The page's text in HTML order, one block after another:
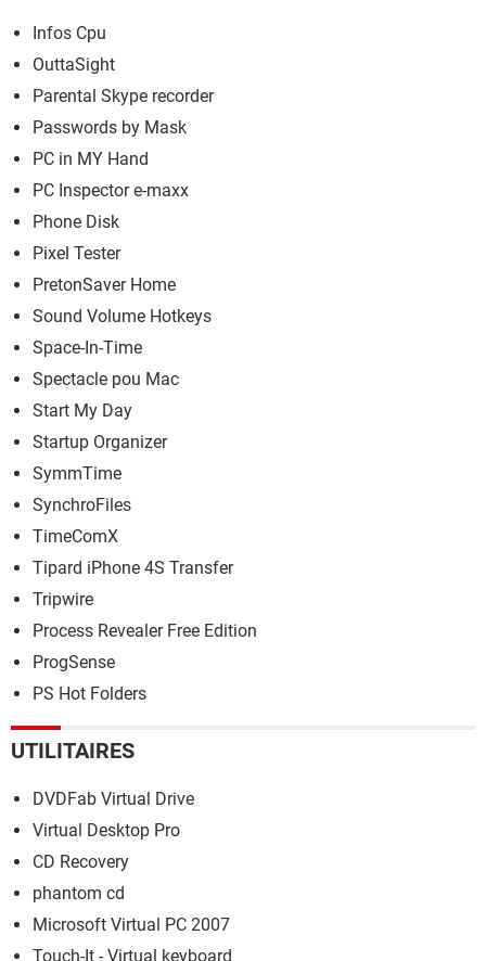
Infos Cpu
OuttaSight
Parental Skype recorder
Passwords by Mask
PC in MY Hand
PC Inspector e-maxx
Phone Disk
Pixel Tester
PretonSaver Home
Sound Volume Hotkeys
Space-In-Time
Spectacle pou Mac
Start My Day
Startup Organizer
SymmTime
SynchroFiles
TimeComX
Tipard iPhone 4S Transfer
Tripwire
Process Revealer Free Edition
ProgSense
PS Hot Folders
UTILITAIRES
DVDFab Virtual Drive
Virtual Desktop Pro
CD Recovery
phantom cd
Microsoft Virtual PC 2007
Touch-It - Virtual keyboard